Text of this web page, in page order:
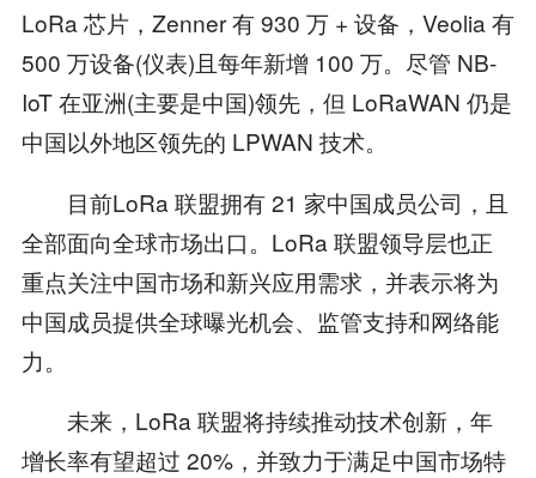
LoRa 芯片，Zenner 有 930 万 + 设备，Veolia 有
500 万设备(仪表)且每年新增 100 万。尽管 NB-
IoT 在亚洲(主要是中国)领先，但 LoRaWAN 仍是
中国以外地区领先的 LPWAN 技术。
目前LoRa 联盟拥有 21 家中国成员公司，且
全部面向全球市场出口。LoRa 联盟领导层也正
重点关注中国市场和新兴应用需求，并表示将为
中国成员提供全球曝光机会、监管支持和网络能
力。
未来，LoRa 联盟将持续推动技术创新，年
增长率有望超过 20%，并致力于满足中国市场特